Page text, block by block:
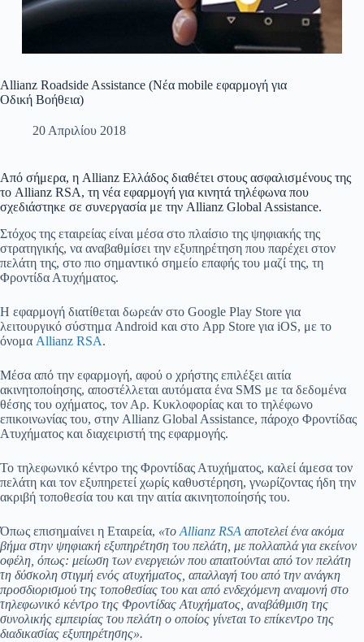
Allianz Roadside Assistance (Νέα mobile εφαρμογή για
Οδική Βοήθεια)
20 Απριλίου 2018
Από σήμερα, η Allianz Ελλάδος διαθέτει στους ασφαλισμένους της
το Allianz RSA, τη νέα εφαρμογή για κινητά τηλέφωνα που
σχεδιάστηκε σε συνεργασία με την Allianz Global Assistance.
Στόχος της εταιρείας είναι μέσα στο πλαίσιο της ψηφιακής της
στρατηγικής, να αναβαθμίσει την εξυπηρέτηση που παρέχει στον
πελάτη της, στο πιο σημαντικό σημείο επαφής του μαζί της, τη
Φροντίδα Ατυχήματος.
Η εφαρμογή διατίθεται δωρεάν στο Google Play Store για
λειτουργικό σύστημα Android και στο App Store για iOS, με το
όνομα Allianz RSA.
Μέσα από την εφαρμογή, αφού ο χρήστης επιλέξει αιτία
ακινητοποίησης, αποστέλλεται αυτόματα ένα SMS με τα δεδομένα
θέσης του οχήματος, τον Αρ. Κυκλοφορίας και το τηλέφωνο
επικοινωνίας του, στην Allianz Global Assistance, πάροχο Φροντίδας
Ατυχήματος και διαχειριστή της εφαρμογής.
Το τηλεφωνικό κέντρο της Φροντίδας Ατυχήματος, καλεί άμεσα τον
πελάτη και τον εξυπηρετεί χωρίς καθυστέρηση, γνωρίζοντας ήδη την
ακριβή τοποθεσία του και την αιτία ακινητοποίησής του.
Όπως επισημαίνει η Εταιρεία, «το Allianz RSA αποτελεί ένα ακόμα
βήμα στην ψηφιακή εξυπηρέτηση του πελάτη, με πολλαπλά για εκείνον
οφέλη, όπως: μείωση των ενεργειών που απαιτούνται από τον πελάτη
τη δύσκολη στιγμή ενός ατυχήματος, απαλλαγή του από την ανάγκη
προσδιορισμού της τοποθεσίας του και από ενδεχόμενη αναμονή στο
τηλεφωνικό κέντρο της Φροντίδας Ατυχήματος, αναβάθμιση της
συνολικής εμπειρίας του πελάτη ο οποίος γίνεται το επίκεντρο της
διαδικασίας εξυπηρέτησης».